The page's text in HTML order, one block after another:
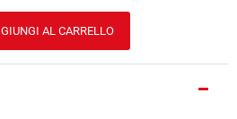
AL CARRELLO